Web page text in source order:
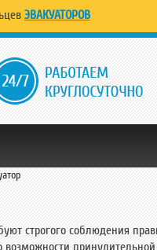
ЭВАКУАТОРОВ
строгого соблюдения
принудительной